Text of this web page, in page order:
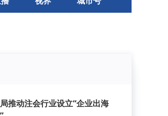
推动注会行业设立“企业出海